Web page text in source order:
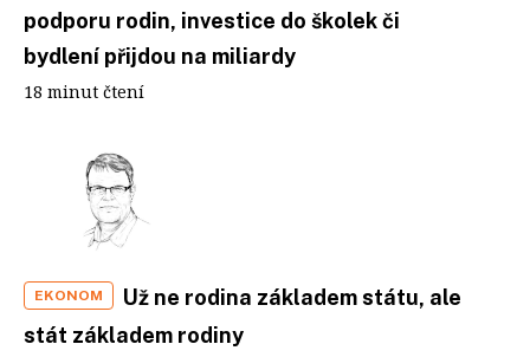
podporu rodin, investice do školek či
bydlení přijdou na miliardy
18 minut čtení
EKONOM
Už ne rodina základem státu, ale
stát základem rodiny